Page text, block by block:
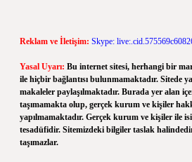
Reklam ve İletişim: Skype:
Yasal Uyarı: Bu internet sitesi, herhangi bir
ile hiçbir bağlantısı bulunmamaktadır. Sitede
makaleler paylaşılmaktadır. Burada yer alan
taşımamakta olup, gerçek kurum ve kişiler
yapılmamaktadır. Gerçek kurum ve kişiler ile
tesadüfidir. Sitemizdeki bilgiler taslak
taşımazlar.